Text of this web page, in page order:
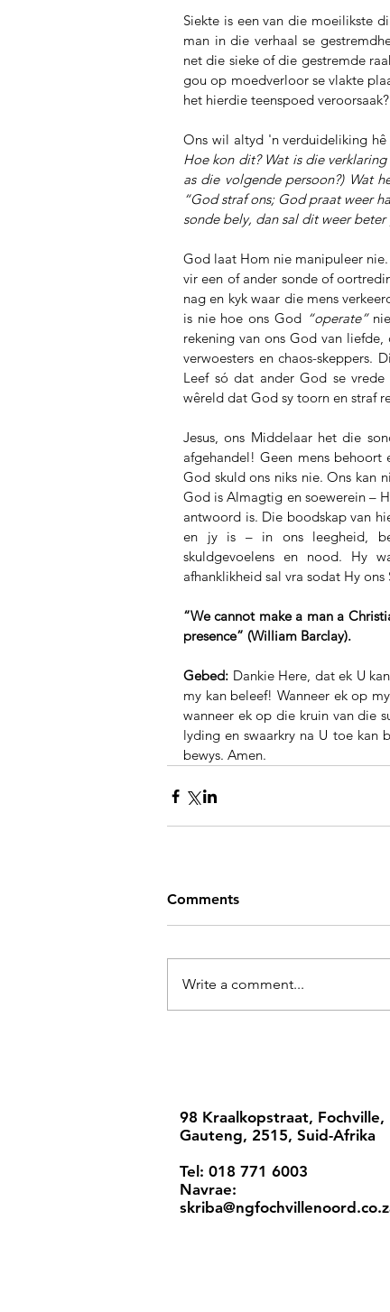
Siekte is een van die moeilikste
man in die verhaal se
net die sieke of die gestremde
gou op moedverloor se vlakte
het hierdie teenspoed veroorsaak?
Ons wil altyd 'n verduideliking
Hoe kon dit? Wat is die
as die volgende persoon?) Wat
“God straf ons; God praat weer
sonde bely, dan sal dit weer
God laat Hom nie manipuleer
vir een of ander sonde of
nag en kyk waar die mens
is nie hoe ons God “operate”
rekening van ons God van
verwoesters en chaos-
Leef só dat ander God se
wêreld dat God sy toorn en straf
Jesus, ons Middelaar het die
afgehandel! Geen mens behoort
God skuld ons niks nie. Ons kan
God is Almagtig en soewerein –
antwoord is. Die boodskap van
en jy is – in ons leegheid,
skuldgevoelens en nood. Hy
afhanklikheid sal vra sodat Hy
“We cannot make a man a
presence” (William Barclay).
Gebed: Dankie Here, dat ek U
my kan beleef! Wanneer ek op
wanneer ek op die kruin van die
lyding en swaarkry na U toe kan
bewys. Amen.
Comments
Write a comment...
98 Kraalkopstraat, Fochville,
Gauteng, 2515, Suid-Afrika
Tel: 018 771 6003
Navrae: